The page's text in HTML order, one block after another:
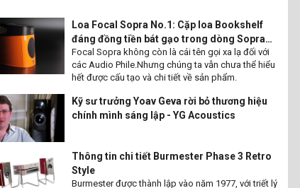
Loa Focal Sopra No.1: Cặp loa Bookshelf
đáng đồng tiền bát gạo trong dòng Sopra
của Focal
Focal Sopra không còn là cái tên gọi xa lạ đối với
các Audio Phile.Nhưng chúng ta vẫn chưa thể hiểu
hết được cấu tạo và chi tiết về sản phẩm.
Kỹ sư trưởng Yoav Geva rời bỏ thương hiệu
chính mình sáng lập - YG Acoustics
Thông tin chi tiết Burmester Phase 3 Retro
Style
Burmester được thành lập vào năm 1977, với triết lý